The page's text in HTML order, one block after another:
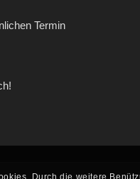
Termin
Durch die weitere